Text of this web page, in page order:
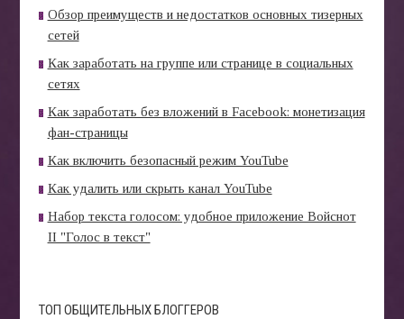
Обзор преимуществ и недостатков основных тизерных
сетей
Как заработать на группе или странице в социальных
сетях
Как заработать без вложений в Facebook: монетизация
фан-страницы
Как включить безопасный режим YouTube
Как удалить или скрыть канал YouTube
Набор текста голосом: удобное приложение Войснот
II "Голос в текст"
ТОП ОБЩИТЕЛЬНЫХ БЛОГГЕРОВ